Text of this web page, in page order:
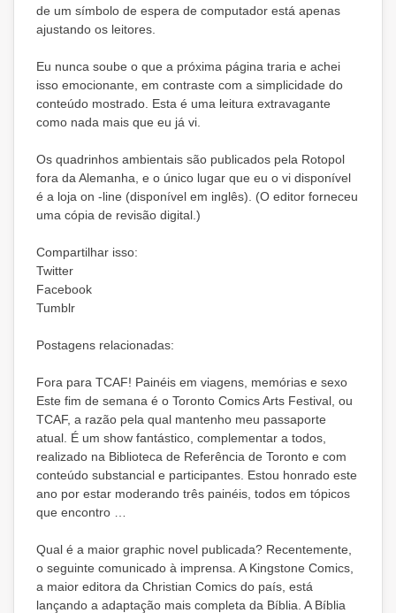
de um símbolo de espera de computador está apenas
ajustando os leitores.
Eu nunca soube o que a próxima página traria e achei
isso emocionante, em contraste com a simplicidade do
conteúdo mostrado. Esta é uma leitura extravagante
como nada mais que eu já vi.
Os quadrinhos ambientais são publicados pela Rotopol
fora da Alemanha, e o único lugar que eu o vi disponível
é a loja on -line (disponível em inglês). (O editor forneceu
uma cópia de revisão digital.)
Compartilhar isso:
Twitter
Facebook
Tumblr
Postagens relacionadas:
Fora para TCAF! Painéis em viagens, memórias e sexo
Este fim de semana é o Toronto Comics Arts Festival, ou
TCAF, a razão pela qual mantenho meu passaporte
atual. É um show fantástico, complementar a todos,
realizado na Biblioteca de Referência de Toronto e com
conteúdo substancial e participantes. Estou honrado este
ano por estar moderando três painéis, todos em tópicos
que encontro …
Qual é a maior graphic novel publicada? Recentemente,
o seguinte comunicado à imprensa. A Kingstone Comics,
a maior editora da Christian Comics do país, está
lançando a adaptação mais completa da Bíblia. A Bíblia